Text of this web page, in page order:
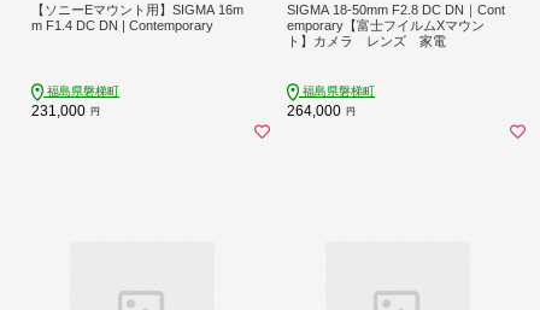
【ソニーEマウント用】SIGMA 16m
m F1.4 DC DN | Contemporary
福島県磐梯町
231,000 円
SIGMA 18-50mm F2.8 DC DN｜Cont
emporary【富士フイルムXマウン
ト】カメラ レンズ 家電
福島県磐梯町
264,000 円